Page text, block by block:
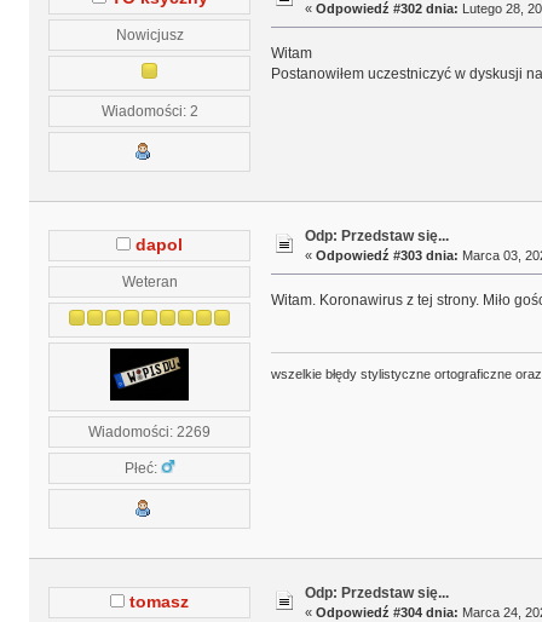
Nowicjusz
Wiadomości: 2
« Odpowiedź #302 dnia: Lutego 28,
Witam
Postanowiłem uczestniczyć w dyskusji
dapol
Weteran
Wiadomości: 2269
Płeć:
Odp: Przedstaw się...
« Odpowiedź #303 dnia: Marca 03,
Witam. Koronawirus z tej strony. Miło
wszelkie błędy stylistyczne ortograficzne
tomasz Odp: Przedstaw się...
« Odpowiedź #304 dnia: Marca 24,